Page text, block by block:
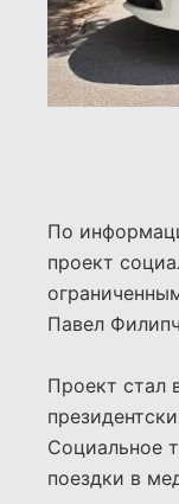
По
проект
Павел
Проект стал
Социальное
поездки в